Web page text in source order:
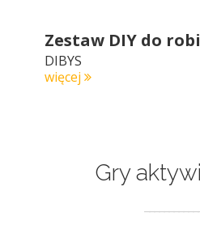
Zestaw DIY do
DIBYS
więcej
Gry